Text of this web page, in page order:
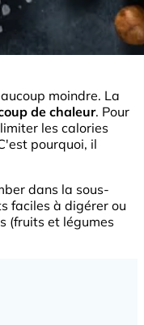
moindre. La
de chaleur. Pour
les calories
pourquoi, il
dans la sous-
faciles à digérer ou
(fruits et légumes